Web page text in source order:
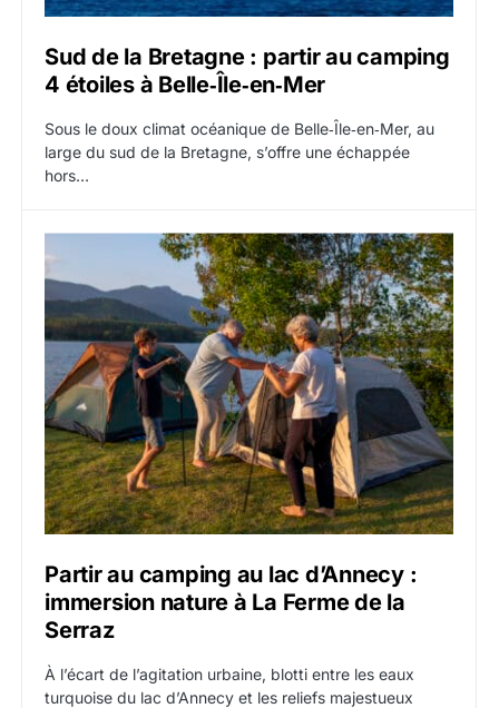
Sud de la Bretagne : partir au camping
4 étoiles à Belle‑Île‑en‑Mer
Sous le doux climat océanique de Belle‑Île‑en‑Mer, au
large du sud de la Bretagne, s’offre une échappée
hors…
Partir au camping au lac d’Annecy :
immersion nature à La Ferme de la
Serraz
À l’écart de l’agitation urbaine, blotti entre les eaux
turquoise du lac d’Annecy et les reliefs majestueux